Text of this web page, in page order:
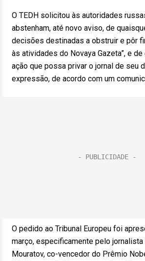
O TEDH solicitou às autoridades
abstenham, até novo aviso, de
decisões destinadas a obstruir e pôr
às atividades do Novaya Gazeta”, e
ação que possa privar o jornal de seu
expressão, de acordo com um
O pedido ao Tribunal Europeu foi
março, especificamente pelo
Mouratov, co-vencedor do Prêmio